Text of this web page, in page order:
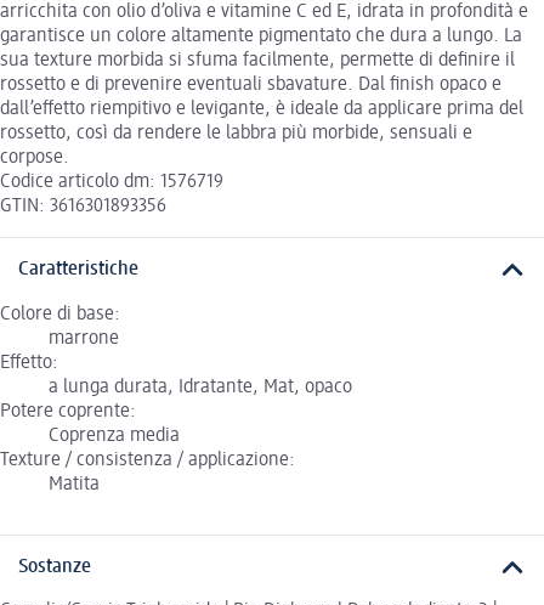
arricchita con olio d’oliva e vitamine C ed E, idrata in profondità e
garantisce un colore altamente pigmentato che dura a lungo. La
sua texture morbida si sfuma facilmente, permette di definire il
rossetto e di prevenire eventuali sbavature. Dal finish opaco e
dall’effetto riempitivo e levigante, è ideale da applicare prima del
rossetto, così da rendere le labbra più morbide, sensuali e
corpose.
Codice articolo dm: 1576719
GTIN: 3616301893356
Caratteristiche
Colore di base:
marrone
Effetto:
a lunga durata, Idratante, Mat, opaco
Potere coprente:
Coprenza media
Texture / consistenza / applicazione:
Matita
Sostanze